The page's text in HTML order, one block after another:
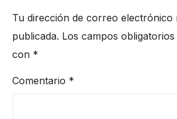
Tu dirección de correo electrónico
publicada. Los campos
con *
Comentario *